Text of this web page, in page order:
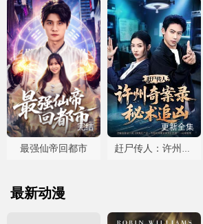
完结
最强仙帝回都市
更新全集
最新动漫